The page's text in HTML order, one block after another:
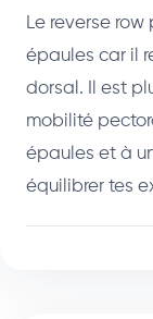
Le reverse
épaules car il
dorsal. Il est
mobilité
épaules et à
équilibrer tes